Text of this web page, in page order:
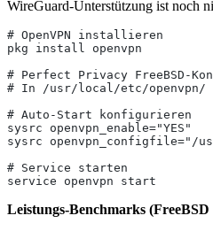
WireGuard-Unterstützung ist noch
# OpenVPN installieren
pkg install openvpn
# Perfect Privacy FreeBSD-
# In /usr/local/etc/openvpn/
# Auto-Start konfigurieren
sysrc openvpn_enable="YES"
sysrc openvpn_configfile="/
# Service starten
service openvpn start
Leistungs-Benchmarks